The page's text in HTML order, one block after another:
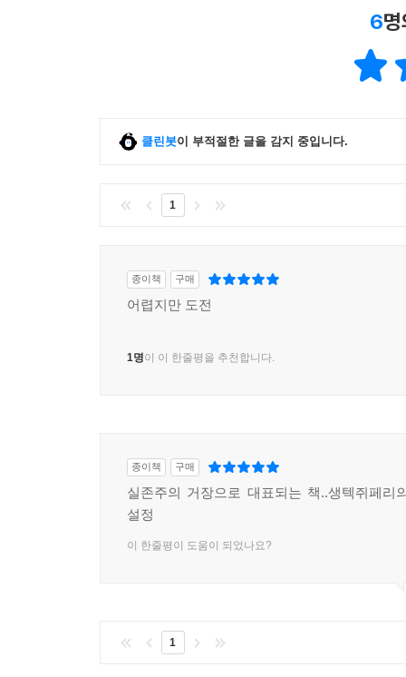
77 역사성 문제에 대한 위의 논술과, W. 딜타이의
78 앞에서 논술한 현존재의 시간적 분석의 불완전
81 시간내부성과, 통속적 시간개념의 발생·539
82 시간성과 현존재 및 세계시간의 실존론적 존
하이데거 연보·683
지금도 여전히 ‘길 위에 서’ 있다. 세상에 알려진
세계는 지금 과학과 기술의 발전을 바탕으로, ‘세
획일화는 인류의 미래를 생각할 때 달가운 일이
6
클린봇이 부적절한 글을 감지 중입니다.
1
종이책 구매
어렵지만 도전
1명이 이 한줄평을 추천합니다.
종이책 구매
실존주의 거장으로 대표되는 책..생텍쥐페리
설정
이 한줄평이 도움이 되었나요?
1